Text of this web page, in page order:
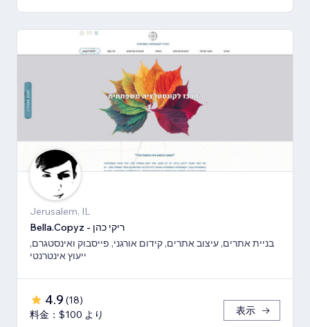
Jerusalem, IL
Bella.Copyz - ריקי כהן
בניית אתרים, עיצוב אתרים, קידום אורגני, פייסבוק ואינסטגרם,
ייעוץ אינטרנטי
4.9 (18)
料金：$100 より
表示